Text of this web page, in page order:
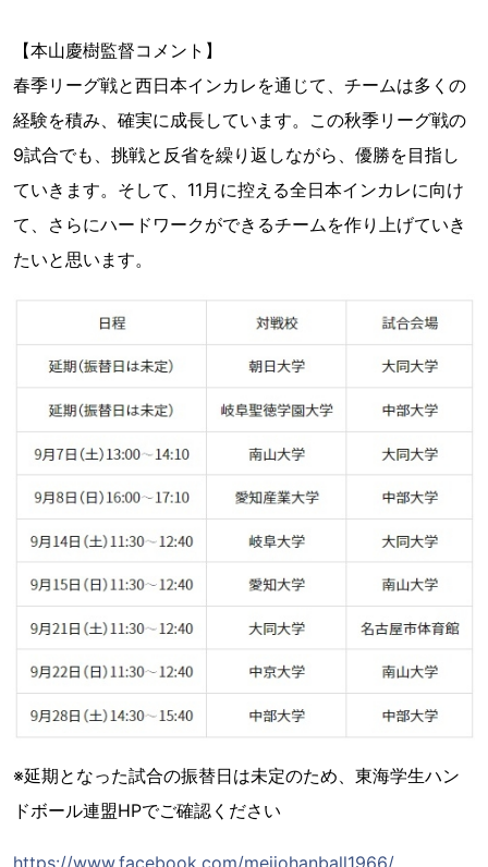
【本山慶樹監督コメント】
春季リーグ戦と西日本インカレを通じて、チームは多くの
経験を積み、確実に成長しています。この秋季リーグ戦の
9試合でも、挑戦と反省を繰り返しながら、優勝を目指し
ていきます。そして、11月に控える全日本インカレに向け
て、さらにハードワークができるチームを作り上げていき
たいと思います。
※延期となった試合の振替日は未定のため、東海学生ハン
ドボール連盟HPでご確認ください
https://www.facebook.com/meijohanball1966/